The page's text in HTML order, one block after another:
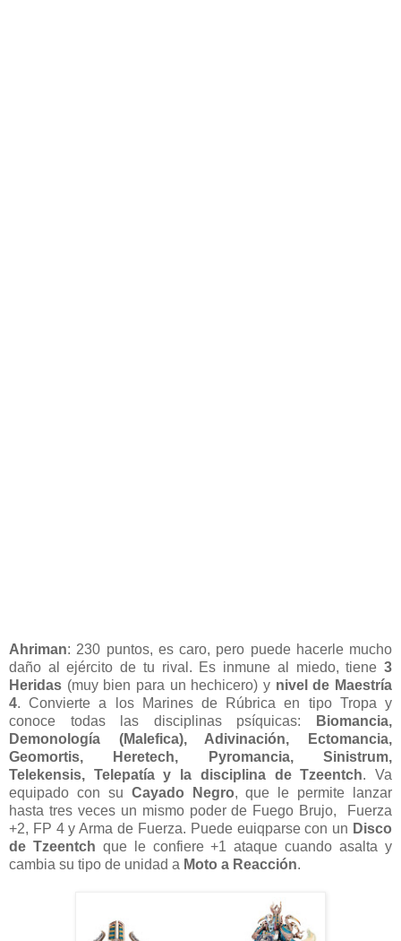
Ahriman: 230 puntos, es caro, pero puede hacerle mucho
daño al ejército de tu rival. Es inmune al miedo, tiene 3
Heridas (muy bien para un hechicero) y nivel de Maestría
4. Convierte a los Marines de Rúbrica en tipo Tropa y
conoce todas las disciplinas psíquicas:
Biomancia,
Demonología (Malefica), Adivinación, Ectomancia,
Geomortis, Heretech, Pyromancia, Sinistrum,
Telekensis, Telepatía y la disciplina de Tzeentch. Va
equipado con su Cayado Negro, que le permite lanzar
hasta tres veces un mismo poder de Fuego Brujo, Fuerza
+2, FP 4 y Arma de Fuerza. Puede euiqparse con un Disco
de Tzeentch que le confiere +1 ataque cuando asalta y
cambia su tipo de unidad a Moto a Reacción.